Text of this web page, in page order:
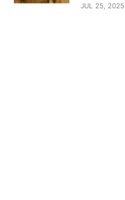
JUL 25, 2025